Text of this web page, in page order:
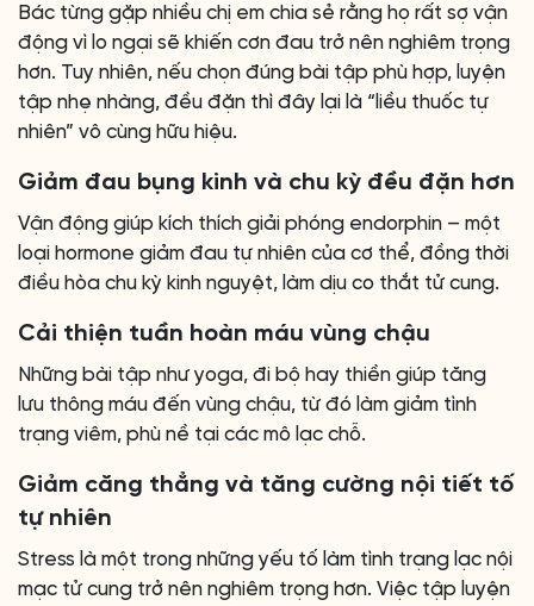
Bác từng gặp nhiều chị em chia sẻ rằng họ rất sợ vận
động vì lo ngại sẽ khiến cơn đau trở nên nghiêm trọng
hơn. Tuy nhiên, nếu chọn đúng bài tập phù hợp, luyện
tập nhẹ nhàng, đều đặn thì đây lại là “liều thuốc tự
nhiên” vô cùng hữu hiệu.
Giảm đau bụng kinh và chu kỳ đều đặn hơn
Vận động giúp kích thích giải phóng endorphin – một
loại hormone giảm đau tự nhiên của cơ thể, đồng thời
điều hòa chu kỳ kinh nguyệt, làm dịu co thắt tử cung.
Cải thiện tuần hoàn máu vùng chậu
Những bài tập như yoga, đi bộ hay thiền giúp tăng
lưu thông máu đến vùng chậu, từ đó làm giảm tình
trạng viêm, phù nề tại các mô lạc chỗ.
Giảm căng thẳng và tăng cường nội tiết tố
tự nhiên
Stress là một trong những yếu tố làm tình trạng lạc nội
mạc tử cung trở nên nghiêm trọng hơn. Việc tập luyện